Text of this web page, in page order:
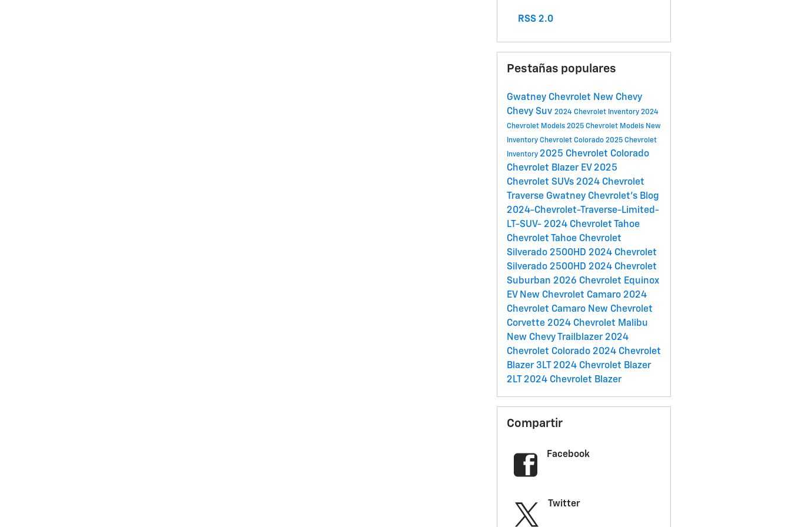
RSS 2.0
Pestañas populares
Gwatney Chevrolet New Chevy
Chevy Suv 2024 Chevrolet Inventory 2024
Chevrolet Models 2025 Chevrolet Models New
Inventory Chevrolet Colorado 2025 Chevrolet
Inventory 2025 Chevrolet Colorado
Chevrolet Blazer EV 2025
Chevrolet SUVs 2024 Chevrolet
Traverse Gwatney Chevrolet's Blog
2024-Chevrolet-Traverse-Limited-
LT-SUV- 2024 Chevrolet Tahoe
Chevrolet Tahoe Chevrolet
Silverado 2500HD 2024 Chevrolet
Silverado 2500HD 2024 Chevrolet
Suburban 2026 Chevrolet Equinox
EV New Chevrolet Camaro 2024
Chevrolet Camaro New Chevrolet
Corvette 2024 Chevrolet Malibu
New Chevy Trailblazer 2024
Chevrolet Colorado 2024 Chevrolet
Blazer 3LT 2024 Chevrolet Blazer
2LT 2024 Chevrolet Blazer
Compartir
Facebook
Twitter